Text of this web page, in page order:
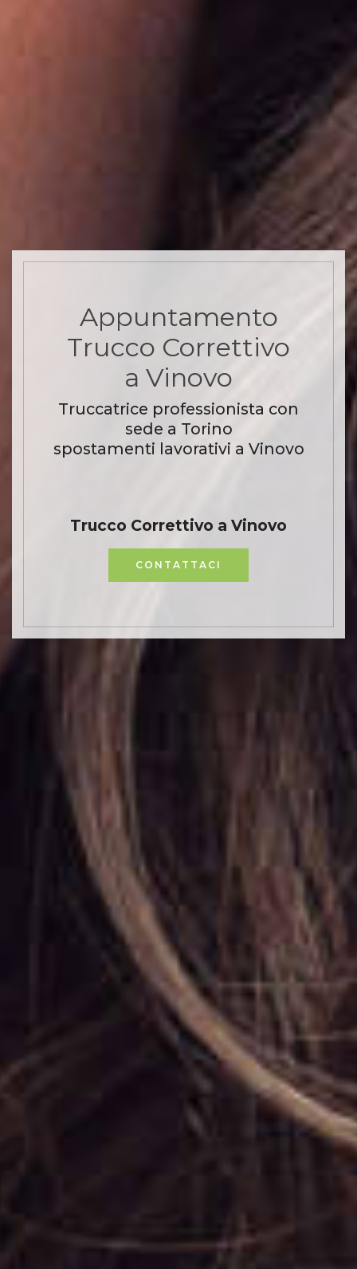
Appuntamento
Trucco Correttivo
a Vinovo
Truccatrice professionista con
sede a Torino
spostamenti lavorativi a Vinovo
Trucco Correttivo a Vinovo
CONTATTACI